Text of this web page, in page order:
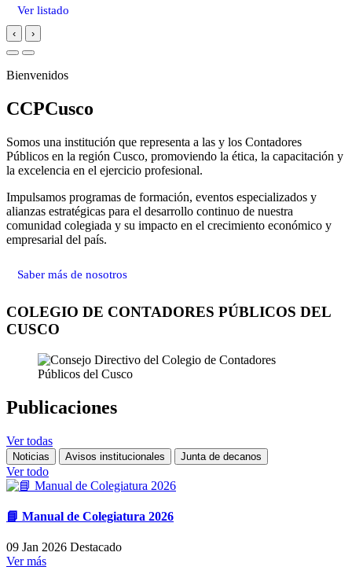
Ver listado
‹ ›
Bienvenidos
CCPCusco
Somos una institución que representa a las y los Contadores
Públicos en la región Cusco, promoviendo la ética, la capacitación y
la excelencia en el ejercicio profesional.
Impulsamos programas de formación, eventos especializados y
alianzas estratégicas para el desarrollo continuo de nuestra
comunidad colegiada y su impacto en el crecimiento económico y
empresarial del país.
Saber más de nosotros
COLEGIO DE CONTADORES PÚBLICOS DEL
CUSCO
Publicaciones
Ver todas
Noticias Avisos institucionales Junta de decanos
Ver todo
📘 Manual de Colegiatura 2026
09 Jan 2026 Destacado
Ver más